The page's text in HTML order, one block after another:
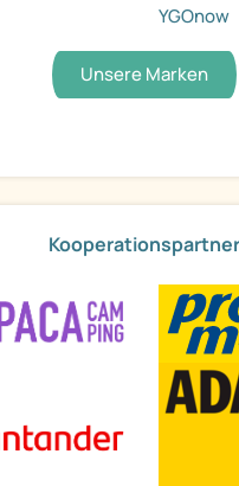
YGOnow
Unsere Marken
Kooperationspartner